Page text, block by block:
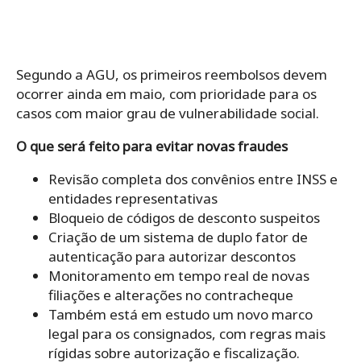
Segundo a AGU, os primeiros reembolsos devem
ocorrer ainda em maio, com prioridade para os
casos com maior grau de vulnerabilidade social.
O que será feito para evitar novas fraudes
Revisão completa dos convênios entre INSS e
entidades representativas
Bloqueio de códigos de desconto suspeitos
Criação de um sistema de duplo fator de
autenticação para autorizar descontos
Monitoramento em tempo real de novas
filiações e alterações no contracheque
Também está em estudo um novo marco
legal para os consignados, com regras mais
rígidas sobre autorização e fiscalização.